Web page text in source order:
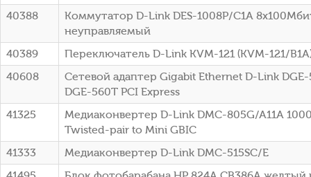
40388
Коммутатор D-Link DES-1008P/C1A
неуправляемый
40389
Переключатель D-Link KVM-121 (KVM-121/
40608
Сетевой адаптер Gigabit Ethernet D-Link DGE-
DGE-560T PCI Express
41325
Медиаконвертер D-Link DMC-805G/A11A
Twisted-pair to Mini GBIC
41333
Медиаконвертер D-Link DMC-515SC/E